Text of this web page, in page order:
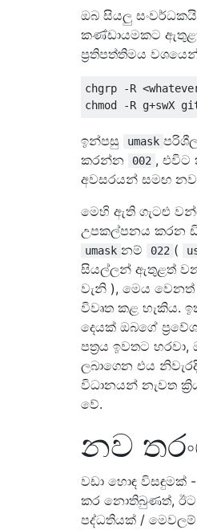
ඔබ සියලු
කණ්ඩායමකට
ප්‍රතිපත්තිමය
chgrp -R
ඉන්පසු umask
කරන්න
002 , එවිට
අවසරයන් සමඟ
මෙහි ඇති ගැටළු
උපකල්පනය කරන
umask නම් 022 (
සියල්ලන් ඇතුළත්
වැනි ), මෙය
විවෘත කළ හැකිය.
දෙයක් ඔබගේ
පත්‍රය ඉවතට හරවා,
ලබාගෙන එය
විධානයන් නැවත
වේ.
නව
වඩා හොඳ විසඳුමක්
කර නොතිබුණත්, ඊට
පද්ධතියක් / මෙවලම්